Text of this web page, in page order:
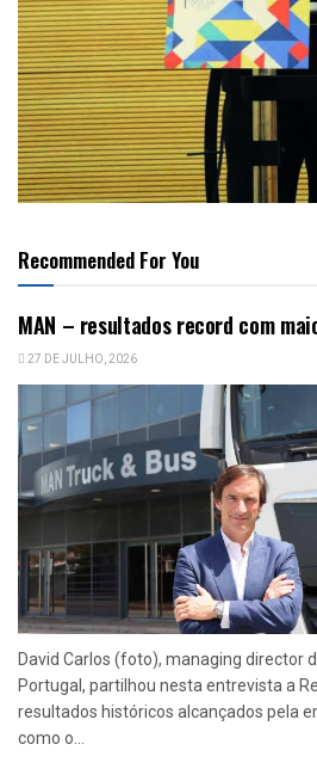
Recommended For You
MAN – resultados record com
27 DE JULHO, 2026
David Carlos (foto), managing director
Portugal, partilhou nesta entrevista a
resultados históricos alcançados pela
como o...